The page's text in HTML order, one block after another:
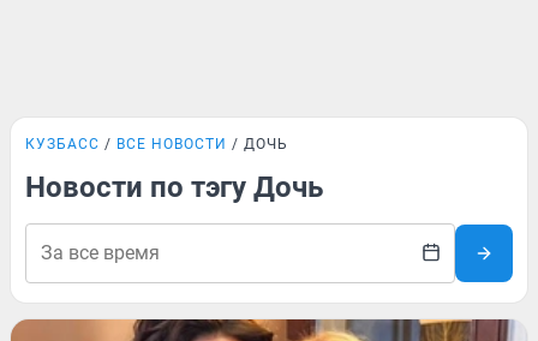
КУЗБАСС ВСЕ НОВОСТИ ДОЧЬ
Новости по тэгу Дочь